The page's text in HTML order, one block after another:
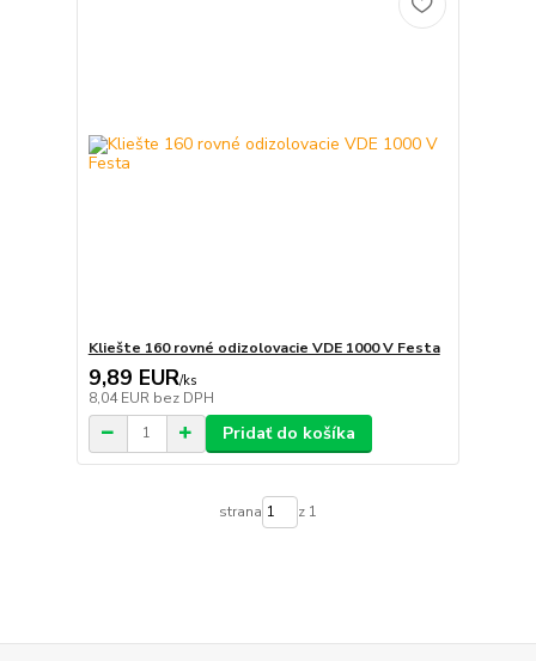
Kliešte 160 rovné odizolovacie VDE 1000 V Festa
9,89 EUR/ks
8,04 EUR bez DPH
Pridať do košíka
strana z 1